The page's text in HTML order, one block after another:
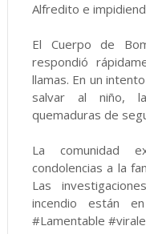
Alfredito e
El Cuerpo de
respondió
llamas. En un
salvar al niño,
quemaduras de
La comunidad
condolencias a la
Las
incendio están
#Lamentable